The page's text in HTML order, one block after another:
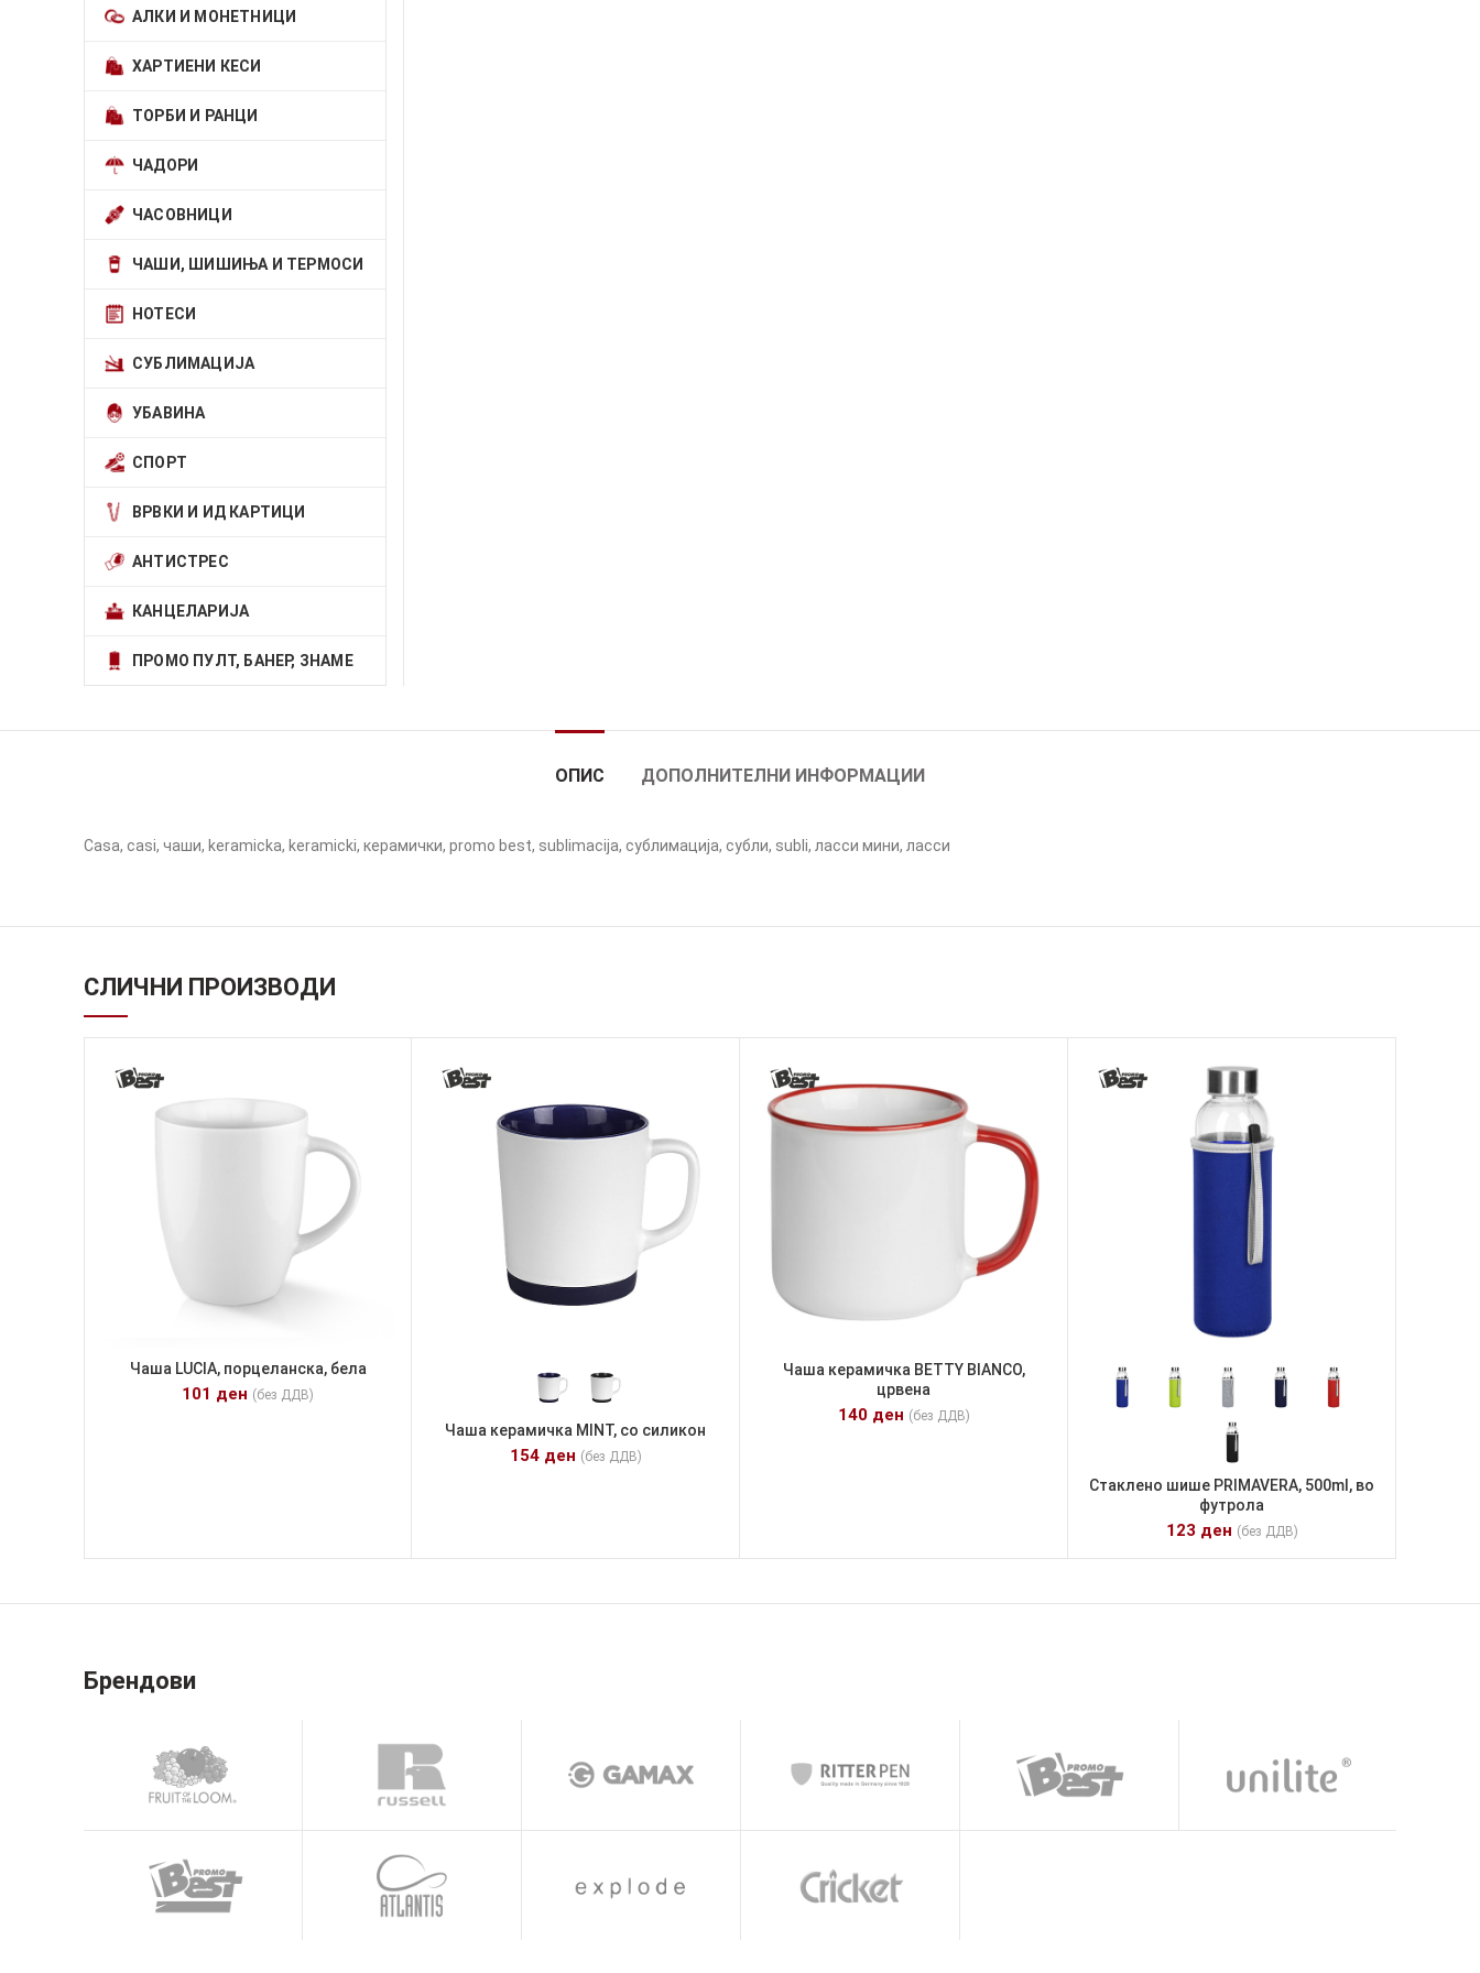
АЛКИ И МОНЕТНИЦИ
ХАРТИЕНИ КЕСИ
ТОРБИ И РАНЦИ
ЧАДОРИ
ЧАСОВНИЦИ
ЧАШИ, ШИШИЊА И ТЕРМОСИ
НОТЕСИ
СУБЛИМАЦИЈА
УБАВИНА
СПОРТ
ВРВКИ И ИД КАРТИЦИ
АНТИСТРЕС
КАНЦЕЛАРИЈА
ПРОМО ПУЛТ, БАНЕР, ЗНАМЕ
ОПИС ДОПОЛНИТЕЛНИ ИНФОРМАЦИИ
Casa, casi, чаши, keramicka, keramicki, керамички, promo best, sublimacija, сублимација, субли, subli, ласси мини, ласси
СЛИЧНИ ПРОИЗВОДИ
Чaша LUCIA, порцеланска, бела
101 ден (без ДДВ)
Чаша керамичка MINT, со силикон
154 ден (без ДДВ)
Чаша керамичка BETTY BIANCO,
црвена
140 ден (без ДДВ)
Стаклено шише PRIMAVERA, 500ml, во
футрола
123 ден (без ДДВ)
Брендови